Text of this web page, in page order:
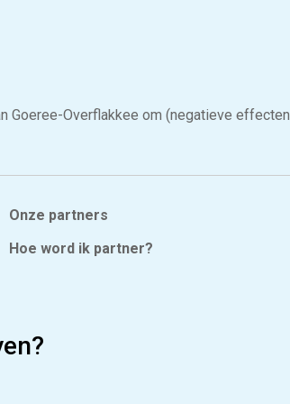
Goeree-Overflakkee om (negatieve effecten
Onze partners
Hoe word ik partner?